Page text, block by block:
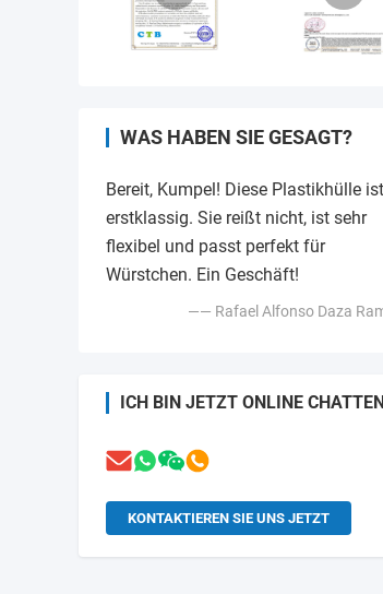
WAS HABEN SIE GESAGT?
Bereit, Kumpel! Diese Plastikhülle ist
erstklassig. Sie reißt nicht, ist sehr
flexibel und passt perfekt für
Würstchen. Ein Geschäft!
—— Rafael Alfonso Daza
ICH BIN JETZT ONLINE CHATTEN
KONTAKTIEREN SIE UNS JETZT